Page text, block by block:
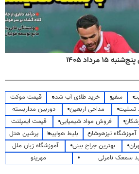
مرداد ۱۴۰۵
سفیر خرید طلای آب شده
قیمت موکت
تسلیت مداحی اربعین
دوربین مداربسته
فروش مواد شیمیایی
قیمت ایمپلنت
آموزشگاه تیزهوشان بلیط هواپیما
پرشین هتل
بهترین جراح بینی
آموزشگاه زبان ملل
سمعک نامرئی
مهرینو